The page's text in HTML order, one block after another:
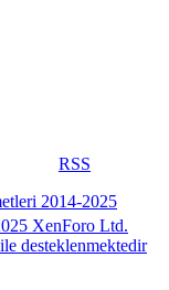
RSS
2014-2025
XenForo Ltd.
desteklenmektedir